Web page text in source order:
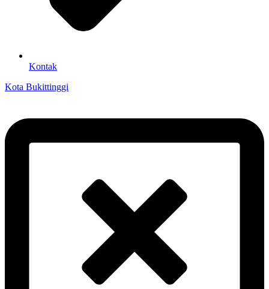
Kontak
Kota Bukittinggi